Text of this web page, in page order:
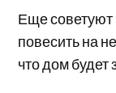
Еще
повесить на
что дом будет